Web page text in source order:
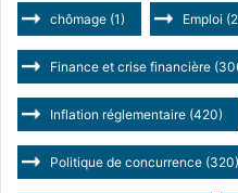
chômage (1) Emploi
Finance et crise financière
Inflation réglementaire (420)
Politique de concurrence (320)